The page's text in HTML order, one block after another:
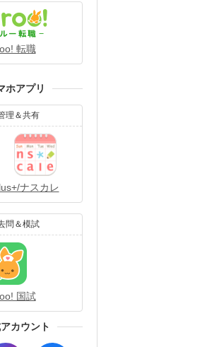
転職
ホアプリ
理＆共有
ナスカレ
問＆模試
国試
カウント